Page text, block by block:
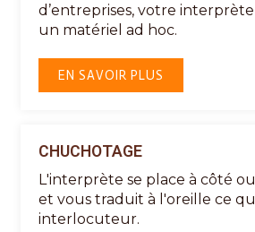
d’entreprises, votre
un matériel ad hoc.
EN SAVOIR PLUS
CHUCHOTAGE
L'interprète se place à côté
et vous traduit à l'oreille ce
interlocuteur.